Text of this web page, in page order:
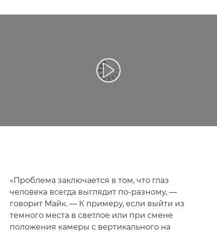
Воспроизведение видео
«Проблема заключается в том, что глаз
человека всегда выглядит по-разному, —
говорит Майк. — К примеру, если выйти из
темного места в светлое или при смене
положения камеры с вертикального на